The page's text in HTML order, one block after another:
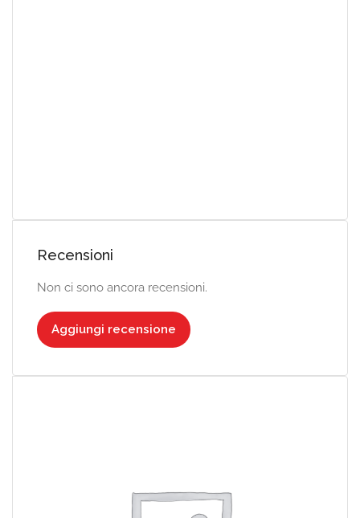
Recensioni
Non ci sono ancora recensioni.
Aggiungi recensione